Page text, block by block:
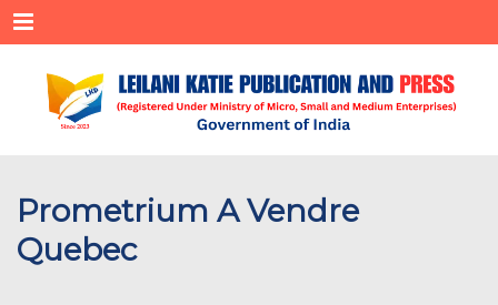
Menu
Prometrium A Vendre
Quebec